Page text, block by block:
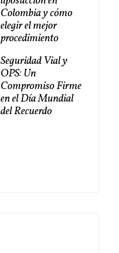
Colombia y cómo
elegir el mejor
procedimiento
Seguridad Vial y
OPS: Un
Compromiso Firme
en el Día Mundial
del Recuerdo